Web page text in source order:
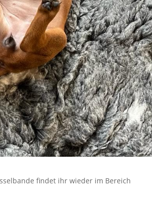
findet ihr wieder im Bereich